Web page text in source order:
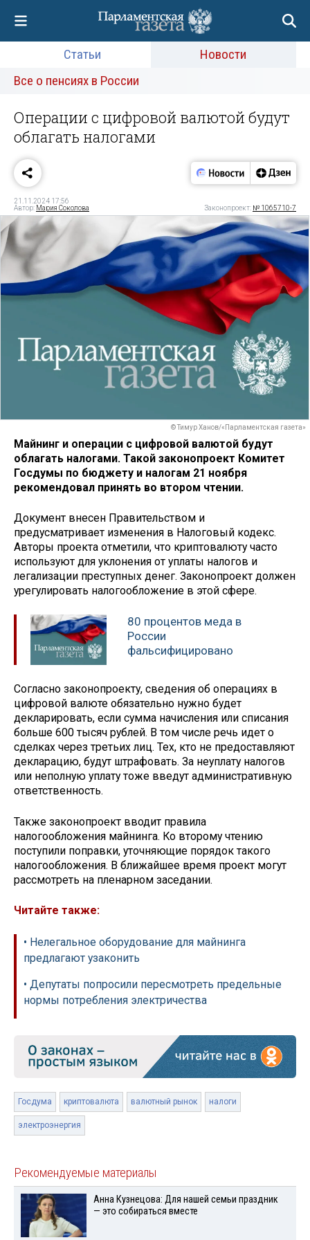
Статьи
Новости
Все о пенсиях в России
Операции с цифровой валютой будут
облагать налогами
21.11.2024 17:56
Автор: Мария Соколова Законопроект: № 1065710-7
© Тимур Ханов/«Парламентская газета»
Майнинг и операции с цифровой валютой будут
облагать налогами. Такой законопроект Комитет
Госдумы по бюджету и налогам 21 ноября
рекомендовал принять во втором чтении.
Документ внесен Правительством и
предусматривает изменения в Налоговый кодекс.
Авторы проекта отметили, что криптовалюту часто
используют для уклонения от уплаты налогов и
легализации преступных денег. Законопроект должен
урегулировать налогообложение в этой сфере.
80 процентов меда в
России
фальсифицировано
Согласно законопроекту, сведения об операциях в
цифровой валюте обязательно нужно будет
декларировать, если сумма начисления или списания
больше 600 тысяч рублей. В том числе речь идет о
сделках через третьих лиц. Тех, кто не предоставляют
декларацию, будут штрафовать. За неуплату налогов
или неполную уплату тоже введут административную
ответственность.
Также законопроект вводит правила
налогообложения майнинга. Ко второму чтению
поступили поправки, уточняющие порядок такого
налогообложения. В ближайшее время проект могут
рассмотреть на пленарном заседании.
Читайте также:
• Нелегальное оборудование для майнинга
предлагают узаконить
• Депутаты попросили пересмотреть предельные
нормы потребления электричества
Госдума криптовалюта валютный рынок налоги
электроэнергия
Рекомендуемые материалы
Анна Кузнецова: Для нашей семьи праздник
— это собираться вместе